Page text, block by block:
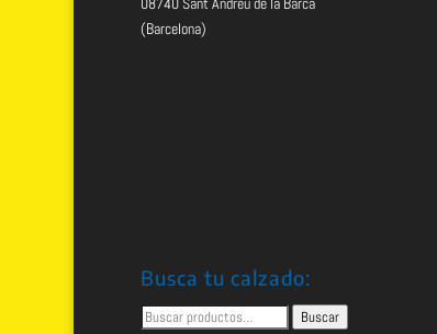
(Barcelona)
Busca tu calzado:
Buscar
Buscar